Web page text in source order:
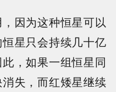
因为这种恒星可以
星只会持续几十亿
，如果一组恒星同
失，而红矮星继续